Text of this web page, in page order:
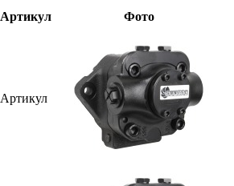
Артикул Фото
Артикул